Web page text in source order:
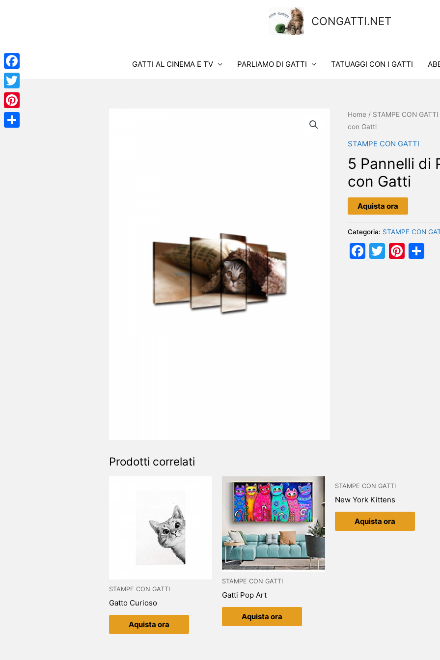
CONGATTI.NET
GATTI AL CINEMA E TV PARLIAMO DI GATTI TATUAGGI CON I GATTI
Home / STAMPE CON GATTI
con Gatti
STAMPE CON GATTI
5 Pannelli di
con Gatti
Aquista ora
Categoria: STAMPE CON
Facebook
Twitter
Prodotti correlati
STAMPE CON GATTI
Gatto Curioso
Aquista ora
STAMPE CON GATTI
Gatti Pop Art
Aquista ora
STAMPE CON GATTI
New York Kittens
Aquista ora
Facebook
Twitter
Pinterest